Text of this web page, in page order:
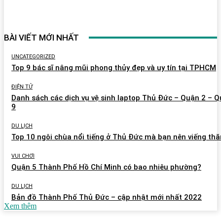
BÀI VIẾT MỚI NHẤT
UNCATEGORIZED
Top 9 bác sĩ nâng mũi phong thủy đẹp và uy tín tại TPHCM
ĐIỆN TỬ
Danh sách các dịch vụ vệ sinh laptop Thủ Đức – Quận 2 –
9
DU LỊCH
Top 10 ngôi chùa nổi tiếng ở Thủ Đức mà bạn nên viếng
VUI CHƠI
Quận 5 Thành Phố Hồ Chí Minh có bao nhiêu phường?
DU LỊCH
Bản đồ Thành Phố Thủ Đức – cập nhật mới nhất 2022
Xem thêm